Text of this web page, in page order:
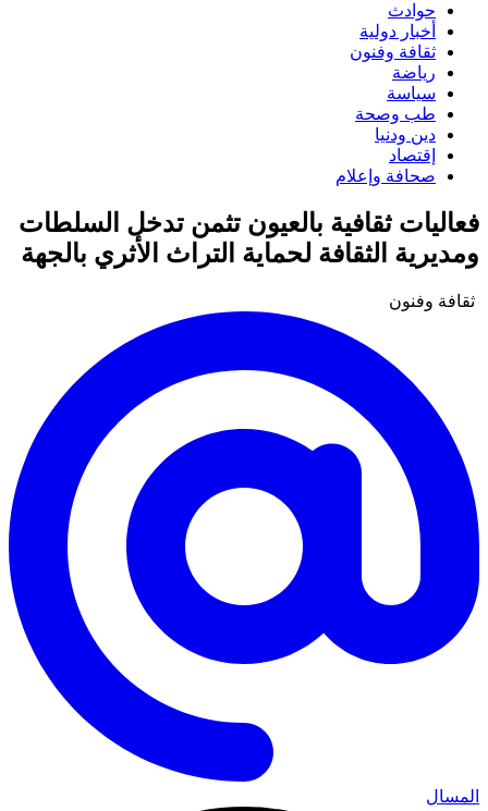
حوادث
أخبار دولية
ثقافة وفنون
رياضة
سياسة
طب وصحة
دين ودنيا
إقتصاد
صحافة وإعلام
فعاليات ثقافية بالعيون تثمن تدخل السلطات
ومديرية الثقافة لحماية التراث الأثري بالجهة
ثقافة وفنون
المسال